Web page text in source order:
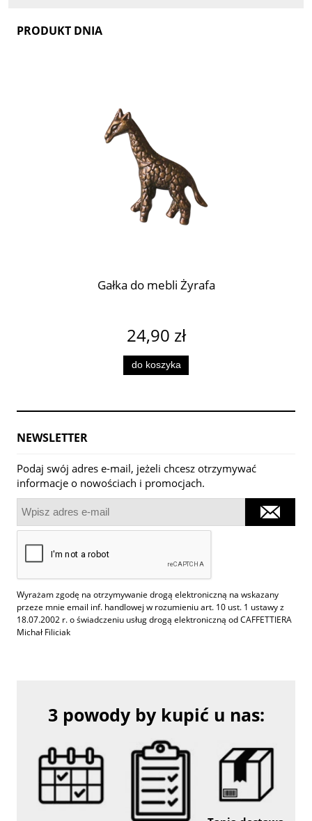
PRODUKT DNIA
Gałka do mebli Żyrafa
24,90 zł
do koszyka
NEWSLETTER
Podaj swój adres e-mail, jeżeli chcesz otrzymywać
informacje o nowościach i promocjach.
Wyrażam zgodę na otrzymywanie drogą elektroniczną na wskazany
przeze mnie email inf. handlowej w rozumieniu art. 10 ust. 1 ustawy z
18.07.2002 r. o świadczeniu usług drogą elektroniczną od CAFFETTIERA
Michał Filiciak
3 powody by kupić u nas: